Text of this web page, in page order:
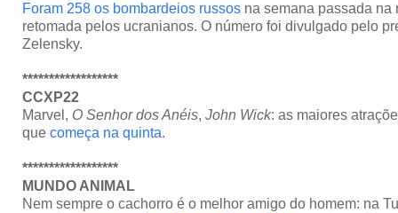
Foram 258 os bombardeios russos na semana passada
retomada pelos ucranianos. O número foi divulgado pelo
Zelensky.
******************
CCXP22
Marvel, O Senhor dos Anéis, John Wick: as maiores
que começa na quinta.
******************
MUNDO ANIMAL
Nem sempre o cachorro é o melhor amigo do homem: na